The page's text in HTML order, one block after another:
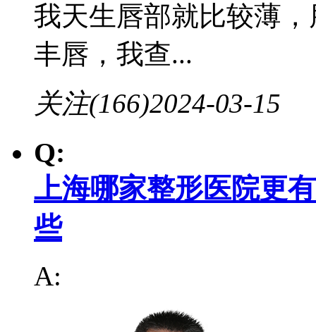
我天生唇部就比较薄
丰唇，我查...
关注(166)2024-03-15
Q:
上海哪家整形医院更
些
A: